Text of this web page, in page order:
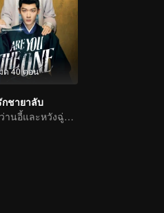
ด 40 ตอน
ชายาลับ
จางหว่านอี้และหวังฉู่หร่านคู่ปรับมาเล่นพ่อแม่ลูก